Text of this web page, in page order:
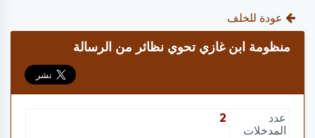
عودة للخلف
منظومة ابن غازي تحوي نظائر من الرسالة
عدد
المدخلات
2